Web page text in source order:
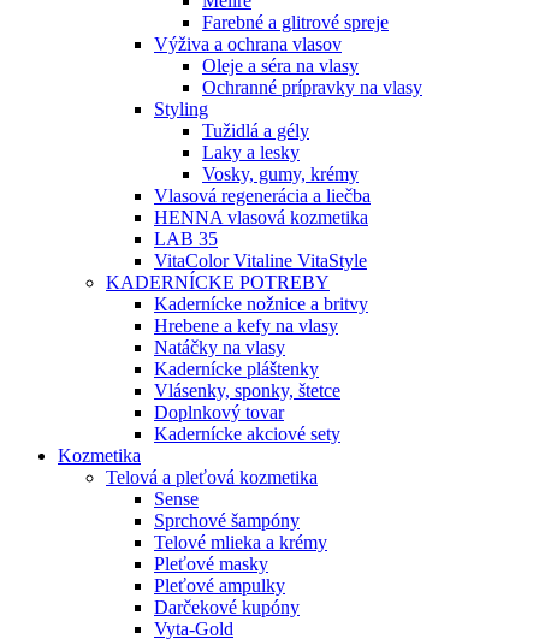
Farebné a glitrové spreje
Výživa a ochrana vlasov
Oleje a séra na vlasy
Ochranné prípravky na vlasy
Styling
Tužidlá a gély
Laky a lesky
Vosky, gumy, krémy
Vlasová regenerácia a liečba
HENNA vlasová kozmetika
LAB 35
VitaColor Vitaline VitaStyle
KADERNÍCKE POTREBY
Kadernícke nožnice a britvy
Hrebene a kefy na vlasy
Natáčky na vlasy
Kadernícke pláštenky
Vlásenky, sponky, štetce
Doplnkový tovar
Kadernícke akciové sety
Kozmetika
Telová a pleťová kozmetika
Sense
Sprchové šampóny
Telové mlieka a krémy
Pleťové masky
Pleťové ampulky
Darčekové kupóny
Vyta-Gold